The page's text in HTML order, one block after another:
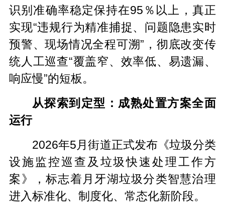
识别准确率稳定保持在95％以上，真正
实现“违规行为精准捕捉、问题隐患实时
预警、现场情况全程可溯”，彻底改变传
统人工巡查“覆盖窄、效率低、易遗漏、
响应慢”的短板。
从探索到定型：成熟处置方案全面
运行
2026年5月街道正式发布《垃圾分类
设施监控巡查及垃圾快速处理工作方
案》，标志着月牙湖垃圾分类智慧治理
进入标准化、制度化、常态化新阶段。